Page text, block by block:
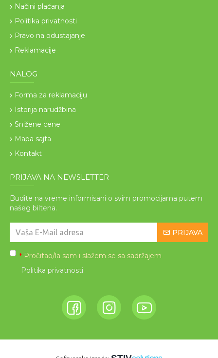
Načini plaćanja
Politika privatnosti
Pravo na odustajanje
Reklamacije
NALOG
Forma za reklamaciju
Istorija narudžbina
Snižene cene
Mapa sajta
Kontakt
PRIJAVA NA NEWSLETTER
Budite na vreme informisani o svim promocijama putem
našeg biltena.
PRIJAVA
* Pročitao/la sam i slažem se sa sadržajem
Politika privatnosti